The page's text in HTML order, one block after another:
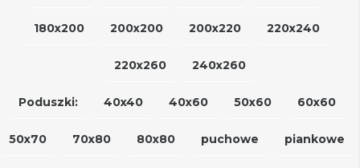
180x200 200x200 200x220 220x240
220x260 240x260
Poduszki: 40x40 40x60 50x60 60x60
50x70 70x80 80x80 puchowe piankowe